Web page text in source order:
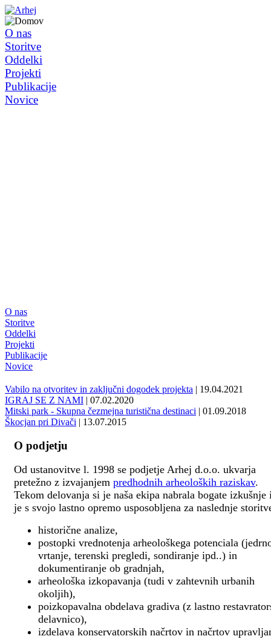
O nas
Storitve
Oddelki
Projekti
Publikacije
Novice
O nas
Storitve
Oddelki
Projekti
Publikacije
Novice
Vabilo na otvoritev in zaključni dogodek projekta | 19.04.2021
IGRAJ SE Z NAMI | 07.02.2020
Mitski park - Skupna čezmejna turistična destinaci | 01.09.2018
Škocjan pri Divači | 13.07.2015
O podjetju
Od ustanovitve l. 1998 se podjetje Arhej d.o.o. ukvarja
pretežno z izvajanjem predhodnih arheoloških raziskav.
Tekom delovanja si je naša ekipa nabrala bogate izkušnje
je s svojo lastno opremo usposobljena za naslednje
historične analize,
postopki vrednotenja arheološkega potenciala
vrtanje, terenski pregledi, sondiranje ipd..) in
dokumentiranje ob gradnjah,
arheološka izkopavanja (tudi v zahtevnih urbanih
okoljih),
poizkopavalna obdelava gradiva (z lastno
delavnico),
izdelava konservatorskih načrtov in načrtov